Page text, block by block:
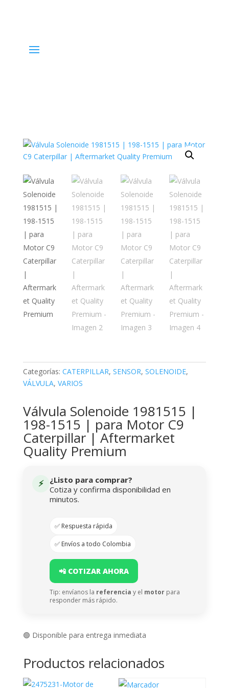
Categorías: CATERPILLAR, SENSOR, SOLENOIDE,
VÁLVULA, VARIOS
Válvula Solenoide 1981515 |
198-1515 | para Motor C9
Caterpillar | Aftermarket
Quality Premium
⚡
¿Listo para comprar?
Cotiza y confirma disponibilidad en
minutos.
✅ Respuesta rápida
✅ Envíos a todo Colombia
📲 COTIZAR AHORA
Tip: envíanos la referencia y el motorpara
responder más rápido.
🟢 Disponible para entrega inmediata
Productos relacionados